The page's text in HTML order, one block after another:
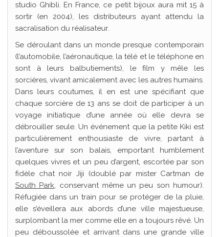
studio Ghibli. En France, ce petit bijoux aura mit 15 à
sortir (en 2004), les distributeurs ayant attendu la
sacralisation du réalisateur.
Se déroulant dans un monde presque contemporain
(l’automobile, l’aéronautique, la télé et le téléphone en
sont à leurs balbutiements), le film y mêle les
sorcières, vivant amicalement avec les autres humains.
Dans leurs coutumes, il en est une spécifiant que
chaque sorcière de 13 ans se doit de participer à un
voyage initiatique d’une année où elle devra se
débrouiller seule. Un événement que la petite Kiki est
particulièrement enthousiaste de vivre, partant à
l’aventure sur son balais, emportant humblement
quelques vivres et un peu d’argent, escortée par son
fidèle chat noir Jiji (doublé par mister Cartman de
South Park, conservant même un peu son humour).
Réfugiée dans un train pour se protéger de la pluie,
elle s’éveillera aux abords d’une ville majestueuse,
surplombant la mer comme elle en a toujours rêvé. Un
peu déboussolée et arrivant dans une grande ville